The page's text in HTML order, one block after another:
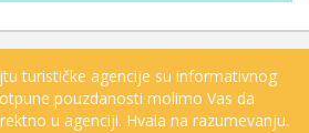
turističke agencije su informativnog
pouzdanosti molimo Vas da
u agenciji. Hvala na razumevanju.